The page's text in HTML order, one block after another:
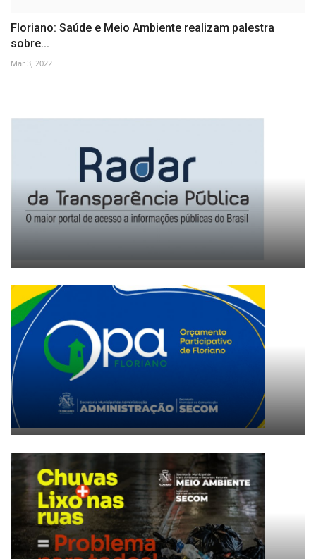
Floriano: Saúde e Meio Ambiente realizam palestra
sobre...
Mar 3, 2022